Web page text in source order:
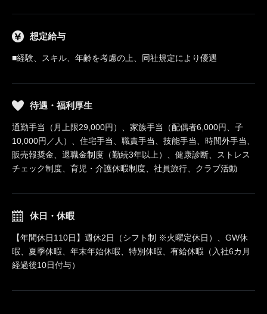
想定給与
■経験、スキル、年齢を考慮の上、同社規定により優遇
待遇・福利厚生
通勤手当（月上限29,000円）、家族手当（配偶者6,000円、子
10,000円／人）、住宅手当、職責手当、技能手当、時間外手当、
販売報奨金、退職金制度（勤続3年以上）、健康診断、ストレス
チェック制度、育児・介護休暇制度、社員旅行、クラブ活動
休日・休暇
【年間休日110日】週休2日（シフト制 ※火曜定休日）、GW休
暇、夏季休暇、年末年始休暇、特別休暇、有給休暇（入社6カ月
経過後10日付与）